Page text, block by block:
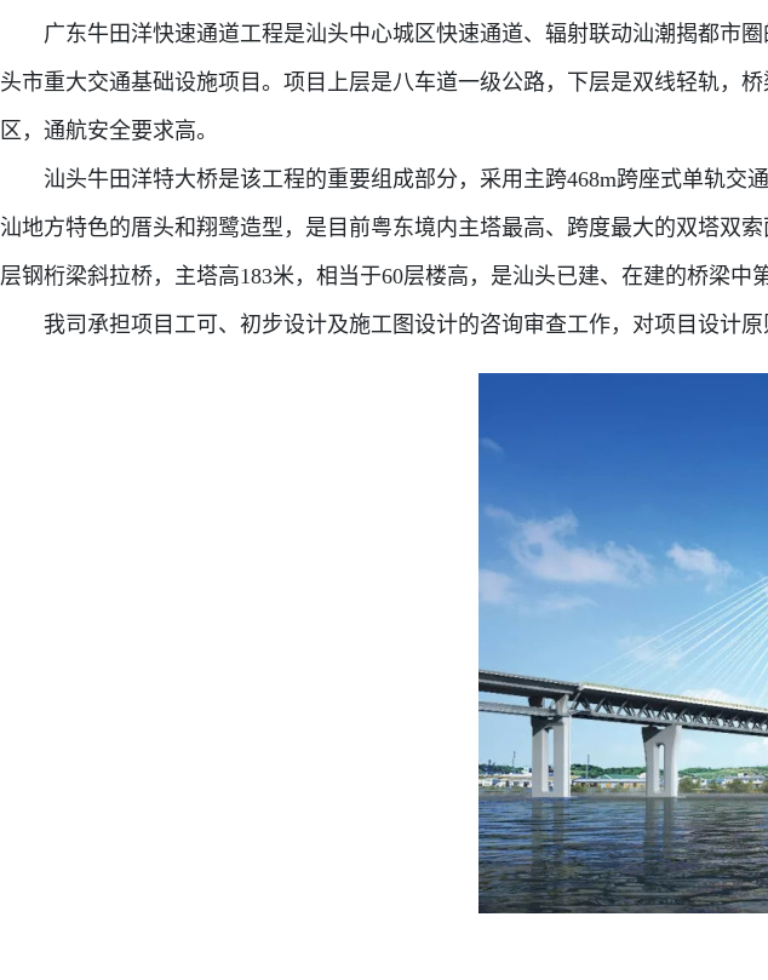
广东牛田洋快速通道工程是汕头中心城区快速通道、辐射联动汕潮揭都市圈
头市重大交通基础设施项目。项目上层是八车道一级公路，下层是双线轻轨，
区，通航安全要求高。
汕头牛田洋特大桥是该工程的重要组成部分，采用主跨468m跨座式单轨交
汕地方特色的厝头和翔鹭造型，是目前粤东境内主塔最高、跨度最大的双塔双
层钢桁梁斜拉桥，主塔高183米，相当于60层楼高，是汕头已建、在建的桥梁
我司承担项目工可、初步设计及施工图设计的咨询审查工作，对项目设计原